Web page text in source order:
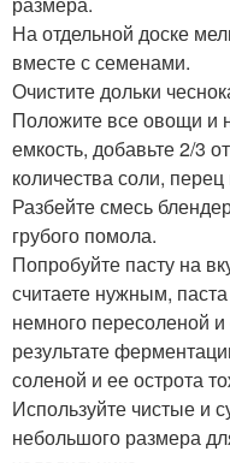
На отдельной доске
вместе с семенами.
Очистите дольки
Положите все овощи и
емкость, добавьте 2/3
количества соли,
Разбейте смесь
грубого помола.
Попробуйте пасту на
считаете нужным,
немного пересоленой
результате
соленой и ее острота
Используйте чистые и
небольшого размера